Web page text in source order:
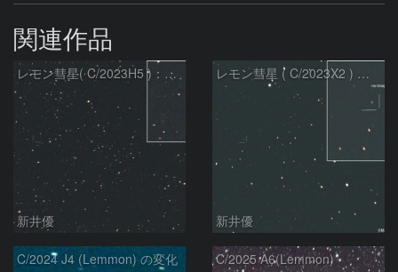
関連作品
レモン彗星( C/2023H5 )：2026/05/20
新井優
レモン彗星 ( C/2023X2 ) の予報位置：2026/05/29
新井優
C/2024 J4 (Lemmon) の変化 C/2025 A6(Lemmon)